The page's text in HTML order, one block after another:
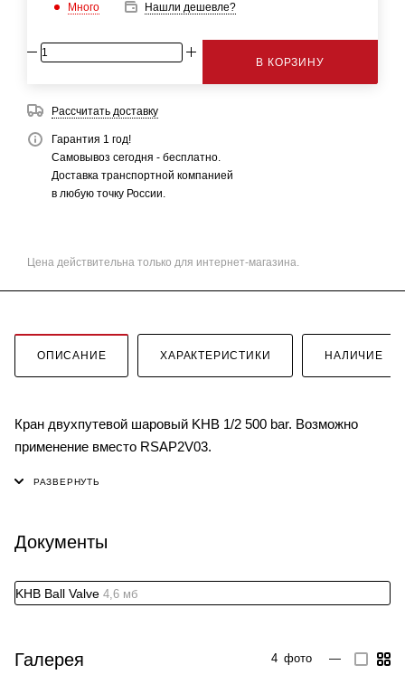
Много Нашли дешевле?
В КОРЗИНУ
Рассчитать доставку
Гарантия 1 год!
Самовывоз сегодня - бесплатно.
Доставка транспортной компанией
в любую точку России.
Цена действительна только для интернет-магазина.
ОПИСАНИЕ ХАРАКТЕРИСТИКИ НАЛИЧИЕ
Кран двухпутевой шаровый KHB 1/2 500 bar. Возможно
применение вместо RSAP2V03.
Документы
KHB Ball Valve 4,6 мб
Галерея 4 фото —